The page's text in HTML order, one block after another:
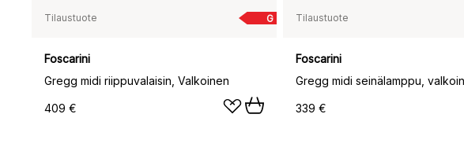
G
Tilaustuote
Foscarini
Gregg midi riippuvalaisin, Valkoinen
409 €
Tilaustuote
Foscarini
339 €